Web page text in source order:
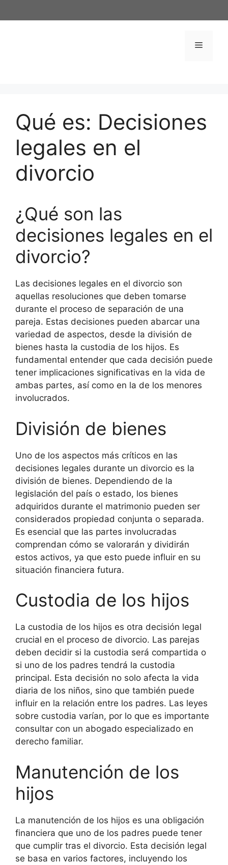
al
Menú
Qué es: Decisiones
legales en el
divorcio
¿Qué son las
decisiones legales en el
divorcio?
Las decisiones legales en el divorcio son
aquellas resoluciones que deben tomarse
durante el proceso de separación de una
pareja. Estas decisiones pueden abarcar una
variedad de aspectos, desde la división de
bienes hasta la custodia de los hijos. Es
fundamental entender que cada decisión puede
tener implicaciones significativas en la vida de
ambas partes, así como en la de los menores
involucrados.
División de bienes
Uno de los aspectos más críticos en las
decisiones legales durante un divorcio es la
división de bienes. Dependiendo de la
legislación del país o estado, los bienes
adquiridos durante el matrimonio pueden ser
considerados propiedad conjunta o separada.
Es esencial que las partes involucradas
comprendan cómo se valorarán y dividirán
estos activos, ya que esto puede influir en su
situación financiera futura.
Custodia de los hijos
La custodia de los hijos es otra decisión legal
crucial en el proceso de divorcio. Las parejas
deben decidir si la custodia será compartida o
si uno de los padres tendrá la custodia
principal. Esta decisión no solo afecta la vida
diaria de los niños, sino que también puede
influir en la relación entre los padres. Las leyes
sobre custodia varían, por lo que es importante
consultar con un abogado especializado en
derecho familiar.
Manutención de los
hijos
La manutención de los hijos es una obligación
financiera que uno de los padres puede tener
que cumplir tras el divorcio. Esta decisión legal
se basa en varios factores, incluyendo los